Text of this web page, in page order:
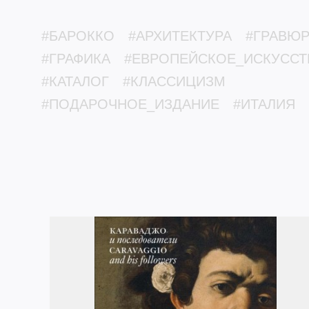
#БАРОККО #АРХИТЕКТУРА
#ГРАФИКА
#КАТАЛОГ
#КЛАССИЦИЗМ
#ПОДАРОЧНОЕ_ИЗДАНИЕ
#ИТАЛИЯ